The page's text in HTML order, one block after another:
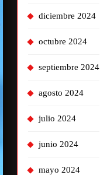
diciembre 2024
octubre 2024
septiembre 2024
agosto 2024
julio 2024
junio 2024
mayo 2024